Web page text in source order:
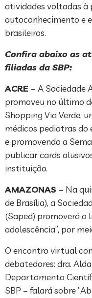
atividades voltadas à
autoconhecimento e
brasileiros.
Confira abaixo as
filiadas da SBP:
ACRE – A Sociedade
promoveu no último
Shopping Via Verde,
médicos pediatras do
e promovendo a
publicar cards
instituição.
AMAZONAS – Na
de Brasília), a
(Saped) promoverá a
adolescência”, por
O encontro virtual
debatedores: dra.
Departamento
SBP – falará sobre